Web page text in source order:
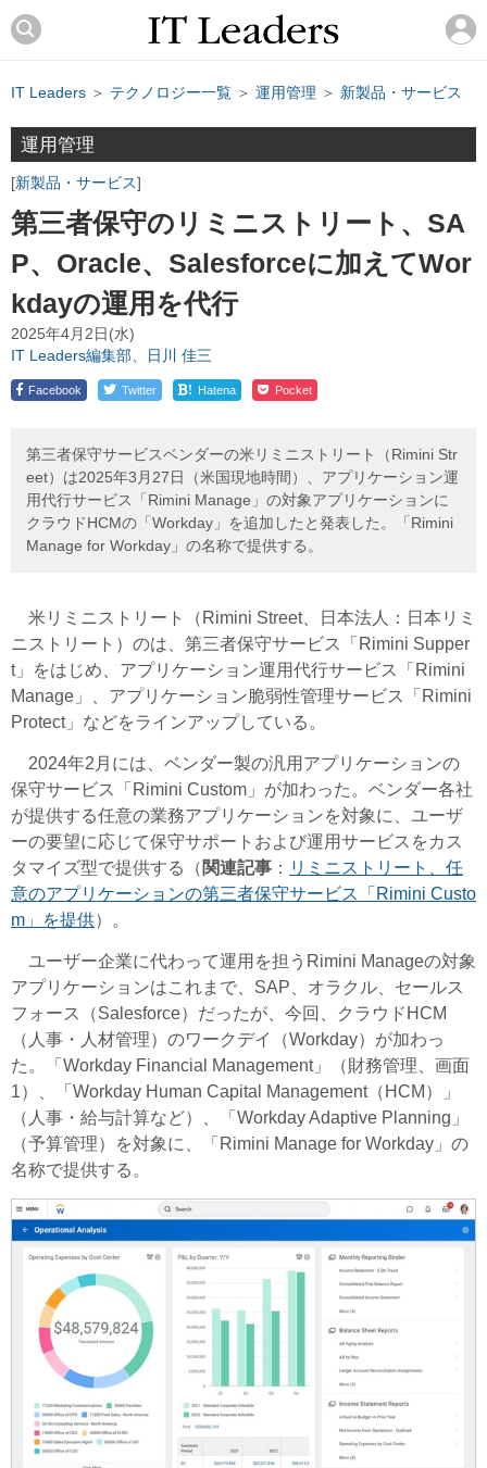
IT Leaders ＞ テクノロジー一覧 ＞ 運用管理 ＞ 新製品・サービス
運用管理
新製品・サービス
第三者保守のリミニストリート、SA
P、Oracle、Salesforceに加えてWor
kdayの運用を代行
2025年4月2日(水)
IT Leaders編集部、日川 佳三
Facebook Twitter ! Hatena Pocket
第三者保守サービスベンダーの米リミニストリート（Rimini Str
eet）は2025年3月27日（米国現地時間）、アプリケーション運
用代行サービス「Rimini Manage」の対象アプリケーションに
クラウドHCMの「Workday」を追加したと発表した。「Rimini
Manage for Workday」の名称で提供する。
米リミニストリート（Rimini Street、日本法人：日本リミ
ニストリート）のは、第三者保守サービス「Rimini Supper
t」をはじめ、アプリケーション運用代行サービス「Rimini
Manage」、アプリケーション脆弱性管理サービス「Rimini
Protect」などをラインアップしている。
2024年2月には、 ベンダー製の汎用アプリケーションの
保守サービス「Rimini Custom」 が加わった。ベンダー各社
が提供する任意の業務アプリケーションを対象に、ユーザ
ーの要望に応じて保守サポートおよび運用サービスをカス
タマイズ型で提供する
（ 関連記事 ： リミニストリート、任
意のアプリケーションの第三者保守サービス「Rimini Custo
m」を提供）。
ユーザー企業に代わって運用を担うRimini Manageの対象
アプリケーションはこれまで、SAP、オラクル、セールス
フォース（Salesforce）だったが、今回、クラウドHCM
（人事・人材管理）のワークデイ（Workday）が加わっ
た。「Workday Financial Management」（財務管理、画面
1）、「Workday Human Capital Management（HCM）」
（人事・給与計算など）、「Workday Adaptive Planning」
（予算管理）を対象に、「Rimini Manage for Workday」の
名称で提供する。